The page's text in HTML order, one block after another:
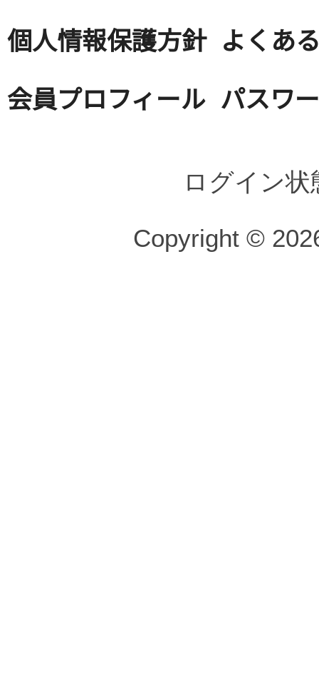
個人情報保護方針 よくあ
会員プロフィール パスワ
ログイン
Copyright ©